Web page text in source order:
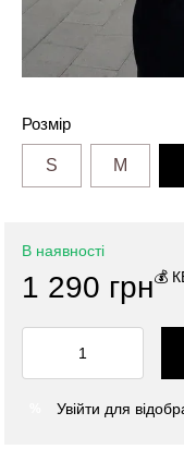
Розмір
S M
В наявності
1 290 грн💰
Увійти для